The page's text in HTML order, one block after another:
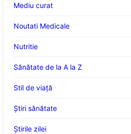
Mediu curat
Noutati Medicale
Nutritie
Sănătate de la A la Z
Stil de viaţă
Ştiri sănătate
Știrile zilei